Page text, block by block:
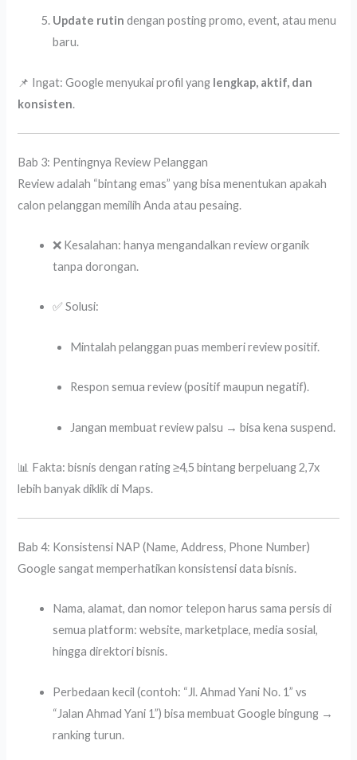
Update rutin dengan posting promo, event, atau menu
baru.
📌 Ingat: Google menyukai profil yang lengkap, aktif, dan
konsisten.
Bab 3: Pentingnya Review Pelanggan
Review adalah “bintang emas” yang bisa menentukan apakah
calon pelanggan memilih Anda atau pesaing.
❌ Kesalahan: hanya mengandalkan review organik
tanpa dorongan.
✅ Solusi:
Mintalah pelanggan puas memberi review positif.
Respon semua review (positif maupun negatif).
Jangan membuat review palsu → bisa kena suspend.
📊 Fakta: bisnis dengan rating ≥4,5 bintang berpeluang 2,7x
lebih banyak diklik di Maps.
Bab 4: Konsistensi NAP (Name, Address, Phone Number)
Google sangat memperhatikan konsistensi data bisnis.
Nama, alamat, dan nomor telepon harus sama persis di
semua platform: website, marketplace, media sosial,
hingga direktori bisnis.
Perbedaan kecil (contoh: “Jl. Ahmad Yani No. 1” vs
“Jalan Ahmad Yani 1”) bisa membuat Google bingung →
ranking turun.